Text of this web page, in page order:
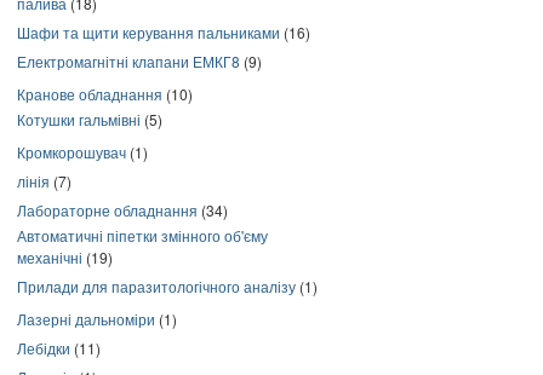
Шафи та щити керування пальниками (16)
Електромагнітні клапани ЕМКГ8 (9)
Кранове обладнання (10)
Котушки гальмівні (5)
Кромкорошувач (1)
лінія (7)
Лабораторне обладнання (34)
Автоматичні піпетки змінного об'єму
механічні (19)
Прилади для паразитологічного аналізу (1)
Лазерні дальноміри (1)
Лебідки (11)